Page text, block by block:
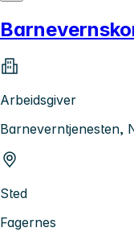
Arbeidsgiver
Barneverntjenesten,
Sted
Fagernes